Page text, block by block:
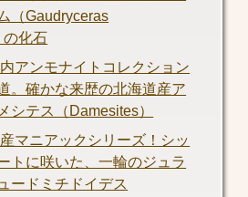
（Gaudryceras
の化石
アンモナイトコレクション
。確かな来歴の北海道産ア
シテス（Damesites）
マニアックシリーズ！シッ
トに咲いた、一輪のジュラ
ードミチドイデス